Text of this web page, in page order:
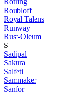
Rotring
Roubloff
Royal Talens
Runway
Rust-Oleum
S
Sadipal
Sakura
Salfeti
Sammaker
Sanfor